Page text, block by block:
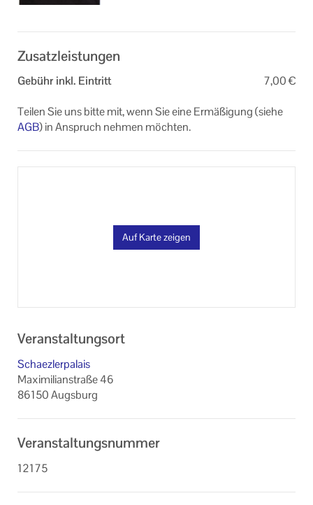
Zusatzleistungen
Gebühr inkl. Eintritt 7,00 €
Teilen Sie uns bitte mit, wenn Sie eine Ermäßigung (siehe
AGB) in Anspruch nehmen möchten.
Auf Karte zeigen
Veranstaltungsort
Schaezlerpalais
Maximilianstraße 46
86150 Augsburg
Veranstaltungsnummer
12175